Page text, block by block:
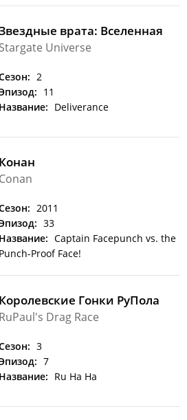
врата: Вселенная
Stargate Universe
2
11
Название: Deliverance
Конан
Conan
2011
33
Название: Captain Facepunch vs. the
Punch-Proof Face!
Королевские Гонки РуПола
RuPaul's Drag Race
3
7
Название: Ru Ha Ha